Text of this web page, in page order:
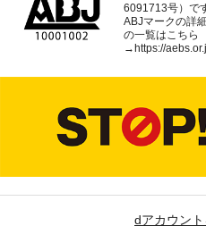
6091713号）で
ABJマークの詳
の一覧はこちら
→ https://
dアカウン